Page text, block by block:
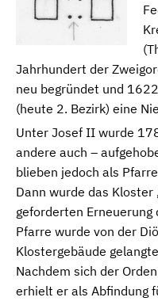
Jahrhundert der
neu begründet und
(heute 2. Bezirk) eine
Unter Josef II wurde
andere auch –
blieben jedoch als
Dann wurde das
geforderten Erneuerung
Pfarre wurde von der
Klostergebäude
Nachdem sich der
erhielt er als Abfindung